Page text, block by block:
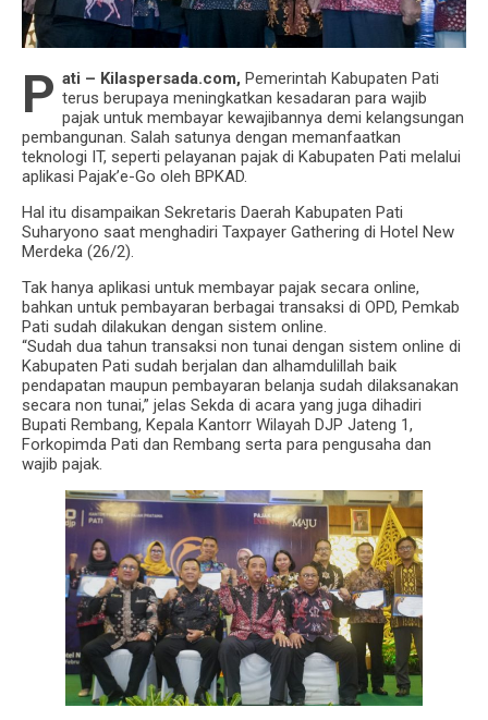
P ati – Kilaspersada.com, Pemerintah Kabupaten Pati
terus berupaya meningkatkan kesadaran para wajib
pajak untuk membayar kewajibannya demi kelangsungan
pembangunan. Salah satunya dengan memanfaatkan
teknologi IT, seperti pelayanan pajak di Kabupaten Pati melalui
aplikasi Pajak’e-Go oleh BPKAD.
Hal itu disampaikan Sekretaris Daerah Kabupaten Pati
Suharyono saat menghadiri Taxpayer Gathering di Hotel New
Merdeka (26/2).
Tak hanya aplikasi untuk membayar pajak secara online,
bahkan untuk pembayaran berbagai transaksi di OPD, Pemkab
Pati sudah dilakukan dengan sistem online.
“Sudah dua tahun transaksi non tunai dengan sistem online di
Kabupaten Pati sudah berjalan dan alhamdulillah baik
pendapatan maupun pembayaran belanja sudah dilaksanakan
secara non tunai,” jelas Sekda di acara yang juga dihadiri
Bupati Rembang, Kepala Kantorr Wilayah DJP Jateng 1,
Forkopimda Pati dan Rembang serta para pengusaha dan
wajib pajak.